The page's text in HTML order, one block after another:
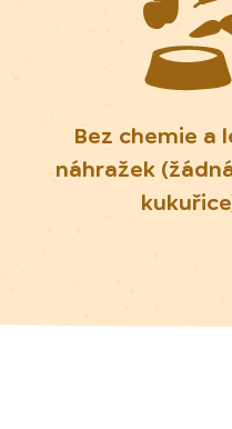
Bez chemie a
náhražek